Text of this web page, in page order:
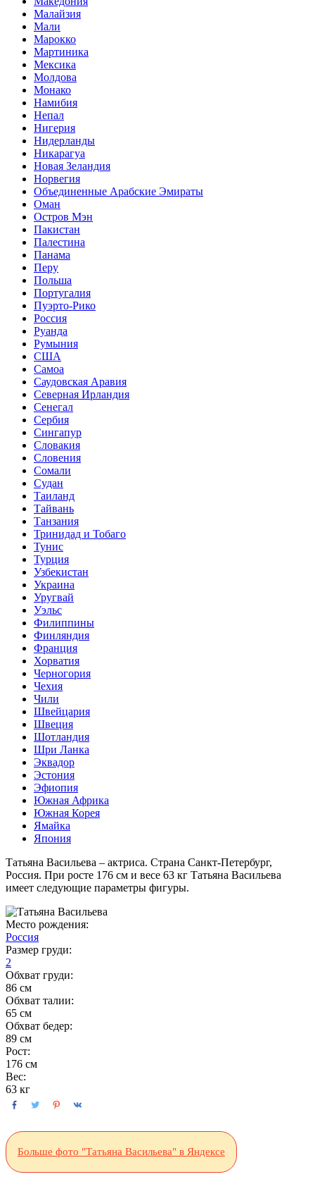
Малайзия
Мали
Марокко
Мартиника
Мексика
Молдова
Монако
Намибия
Непал
Нигерия
Нидерланды
Никарагуа
Новая Зеландия
Норвегия
Объединенные Арабские Эмираты
Оман
Остров Мэн
Пакистан
Палестина
Панама
Перу
Польша
Португалия
Пуэрто-Рико
Россия
Руанда
Румыния
США
Самоа
Саудовская Аравия
Северная Ирландия
Сенегал
Сербия
Сингапур
Словакия
Словения
Сомали
Судан
Таиланд
Тайвань
Танзания
Тринидад и Тобаго
Тунис
Турция
Узбекистан
Украина
Уругвай
Уэльс
Филиппины
Финляндия
Франция
Хорватия
Черногория
Чехия
Чили
Швейцария
Швеция
Шотландия
Шри Ланка
Эквадор
Эстония
Эфиопия
Южная Африка
Южная Корея
Ямайка
Япония
Татьяна Васильева – актриса. Страна Санкт-Петербург,
Россия. При росте 176 см и весе 63 кг Татьяна Васильева
имеет следующие параметры фигуры.
Место рождения:
Россия
Размер груди:
2
Обхват груди:
86 см
Обхват талии:
65 см
Обхват бедер:
89 см
Рост:
176 см
Вес:
63 кг
Больше фото "Татьяна Васильева" в Яндексе